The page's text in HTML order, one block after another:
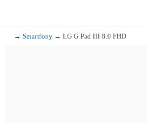
→Smartfony → LG G Pad III 8.0 FHD